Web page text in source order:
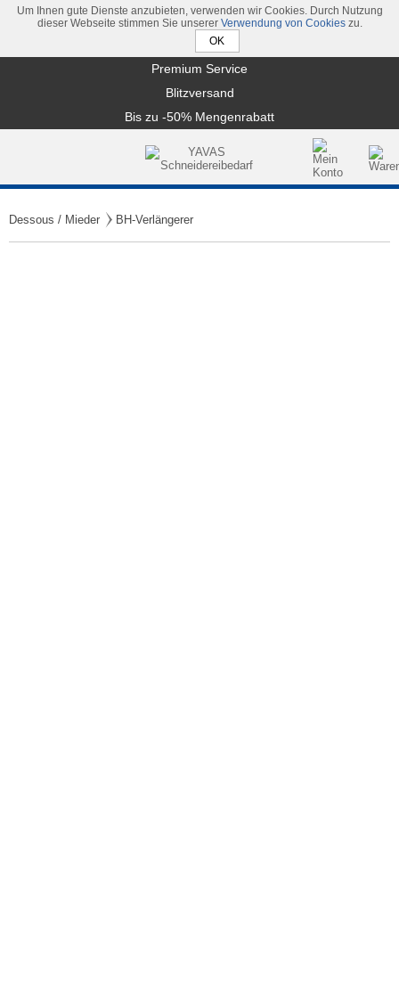
Um Ihnen gute Dienste anzubieten, verwenden wir Cookies. Durch Nutzung
dieser Webseite stimmen Sie unserer Verwendung von Cookieszu.
Premium Service
Blitzversand
Bis zu -50% Mengenrabatt
Dessous / Mieder BH-Verlängerer